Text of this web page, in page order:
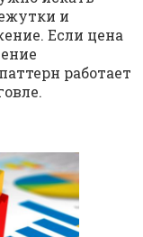
и
Если цена
работает